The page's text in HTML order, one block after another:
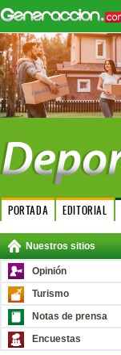
PORTADA EDITORIAL
Nuestros sitios
Opinión
Turismo
Notas de prensa
Encuestas